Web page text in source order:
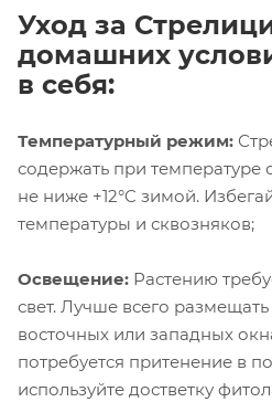
Уход за
домашних
в себя:
Температурный режим:
содержать при температуре
не ниже +12°C зимой.
температуры и сквозняков;
Освещение: Растению
свет. Лучше всего
восточных или западных
потребуется притенение в
используйте достветку